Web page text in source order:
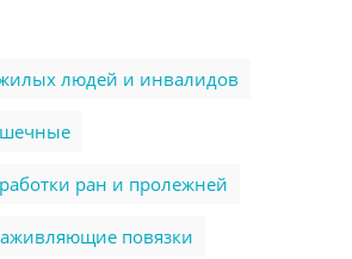
людей и инвалидов
ран и пролежней
повязки